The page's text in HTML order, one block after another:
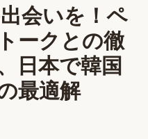
会いを！ペ
ークとの徹
日本で韓国
最適解